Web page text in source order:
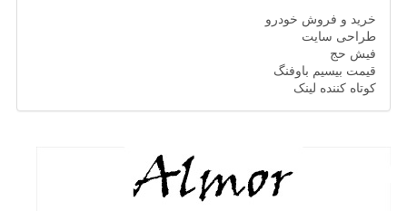
خرید و فروش خودرو
طراحی سایت
فیش حج
قیمت بیسیم باوفنگ
کوتاه کننده لینک